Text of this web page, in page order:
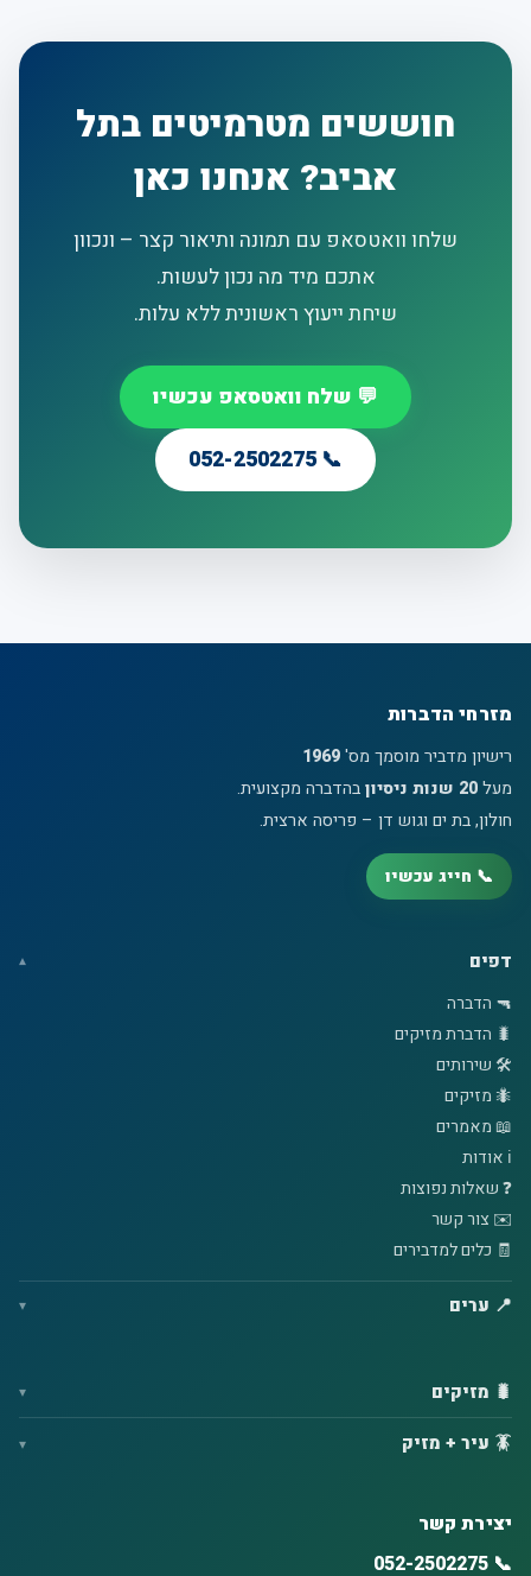
חוששים מטרמיטים בתל
אביב? אנחנו כאן
שלחו וואטסאפ עם תמונה ותיאור קצר – ונכוון
אתכם מיד מה נכון לעשות.
שיחת ייעוץ ראשונית ללא עלות.
💬 שלח וואטסאפ עכשיו
📞 052-2502275
מזרחי הדברות
רישיון מדביר מוסמך מס'1969
מעל20 שנות ניסיון
בהדברה מקצועית.
חולון, בת ים וגוש דן – פריסה ארצית.
📞 חייג עכשיו
דפים
🔫 הדברה
🐛 הדברת מזיקים
🛠️ שירותים
🐜 מזיקים
📖 מאמרים
ℹ️ אודות
❓ שאלות נפוצות
✉️ צור קשר
🧾 כלים למדבירים
📍 ערים
🐛 מזיקים
🪳 עיר + מזיק
יצירת קשר
📞 052-2502275